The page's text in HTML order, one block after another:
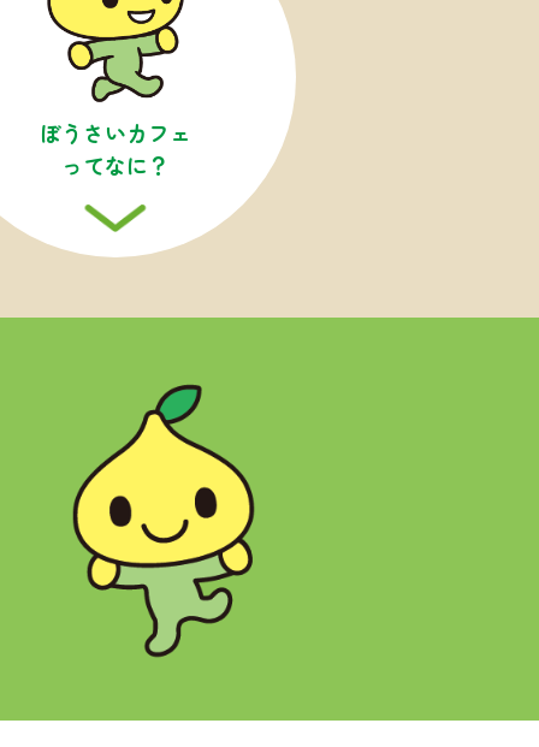
ぼうさいカフェ
ってなに？